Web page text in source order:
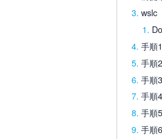
wslc
手順
手順
手順
手順
手順
手順